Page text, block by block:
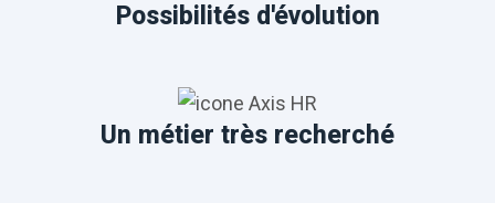
Possibilités d'évolution
Un métier très recherché